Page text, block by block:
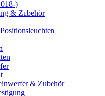
)
& Zubehör
& Zubehör